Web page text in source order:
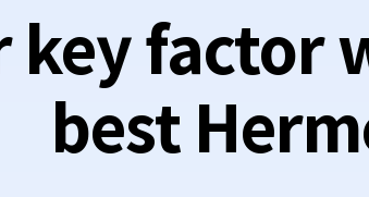
key factor
best